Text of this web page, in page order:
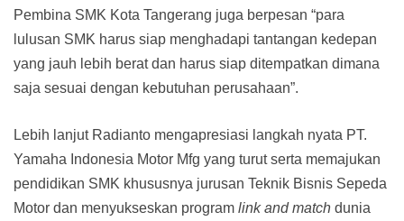
Pembina SMK Kota Tangerang juga berpesan “para
lulusan SMK harus siap menghadapi tantangan kedepan
yang jauh lebih berat dan harus siap ditempatkan dimana
saja sesuai dengan kebutuhan perusahaan”.
Lebih lanjut Radianto mengapresiasi langkah nyata PT.
Yamaha Indonesia Motor Mfg yang turut serta memajukan
pendidikan SMK khususnya jurusan Teknik Bisnis Sepeda
Motor dan menyukseskan program link and match dunia